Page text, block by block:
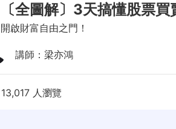
〔全圖解〕3天搞懂股票買
開啟財富自由之門！
講師： 梁亦鴻
13,017 人瀏覽